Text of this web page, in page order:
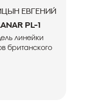
Евгений
PL-1
линейки
британского